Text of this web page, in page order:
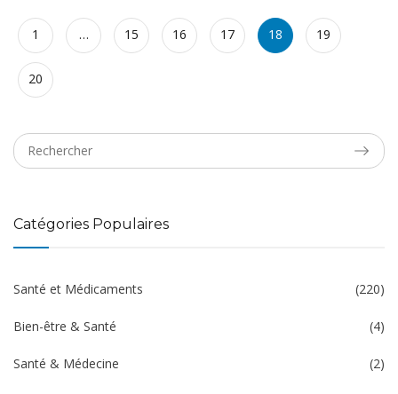
1 … 15 16 17 18 19
20
Catégories Populaires
Santé et Médicaments (220)
Bien-être & Santé (4)
Santé & Médecine (2)